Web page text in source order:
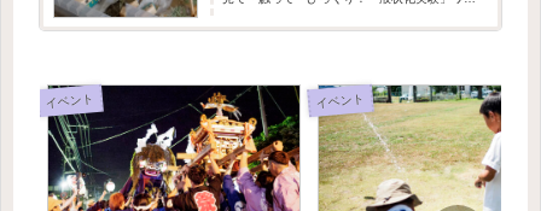
イベント イベント